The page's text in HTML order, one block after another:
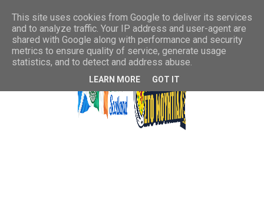
This site uses cookies from Google to deliver its services
and to analyze traffic. Your IP address and user-agent are
shared with Google along with performance and security
metrics to ensure quality of service, generate usage
statistics, and to detect and address abuse.
LEARN MORE GOT IT